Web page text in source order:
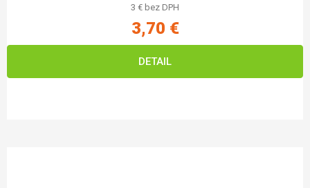
3 € bez DPH
3,70 €
DETAIL